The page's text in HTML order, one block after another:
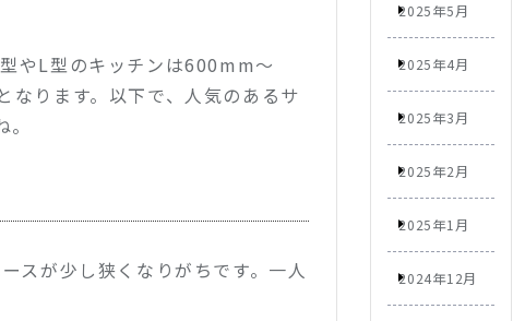
やL型のキッチンは600mm〜
なります。以下で、人気のあるサ
スが少し狭くなりがちです。一人
2025年5月
2025年4月
2025年3月
2025年2月
2025年1月
2024年12月